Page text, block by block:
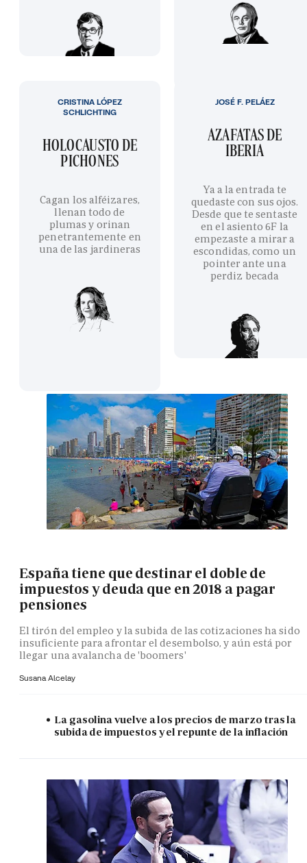
HOLOCAUSTO DE
PICHONES
Cagan los alféizares,
llenan todo de
plumas y orinan
penetrantemente en
una de las jardineras
CRISTINA LÓPEZ
SCHLICHTING
AZAFATAS DE
IBERIA
Ya a la entrada te
quedaste con sus ojos.
Desde que te sentaste
en el asiento 6F la
empezaste a mirar a
escondidas, como un
pointer ante una
perdiz becada
JOSÉ F. PELÁEZ
España tiene que destinar el doble de
impuestos y deuda que en 2018 a pagar
pensiones
El tirón del empleo y la subida de las cotizaciones ha sido
insuficiente para afrontar el desembolso, y aún está por
llegar una avalancha de 'boomers'
Susana Alcelay
La gasolina vuelve a los precios de marzo tras la
subida de impuestos y el repunte de la inflación